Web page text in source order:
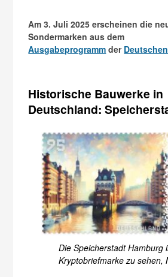
Am 3. Juli 2025 erscheinen die
Sondermarken aus dem
Ausgabeprogramm der
Historische Bauwerke in
Deutschland:
Die Speicherstadt Hamburg
Kryptobriefmarke zu sehen,